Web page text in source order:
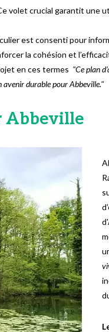
volet crucial garantit une
est consenti pour
la cohésion et
en ces termes "Ce plan
avenir durable pour Abbeville."
Abbeville